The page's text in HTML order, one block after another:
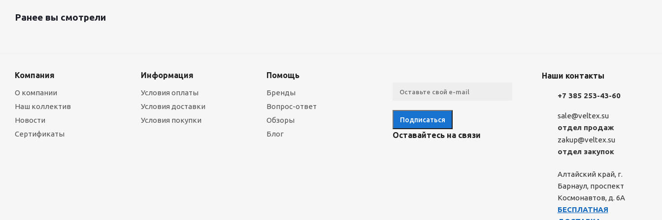
Ранее вы смотрели
Компания
О компании
Наш коллектив
Новости
Сертификаты
Информация
Условия оплаты
Условия доставки
Условия покупки
Помощь
Бренды
Вопрос-ответ
Обзоры
Блог
Оставайтесь на связи
Наши контакты
+7 385 253-43-60
sale@veltex.su
отдел продаж
zakup@veltex.su
отдел закупок
Алтайский край, г.
Барнаул, проспект
Космонавтов, д. 6А
БЕСПЛАТНАЯ